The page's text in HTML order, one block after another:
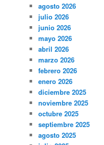
agosto 2026
julio 2026
junio 2026
mayo 2026
abril 2026
marzo 2026
febrero 2026
enero 2026
diciembre 2025
noviembre 2025
octubre 2025
septiembre 2025
agosto 2025